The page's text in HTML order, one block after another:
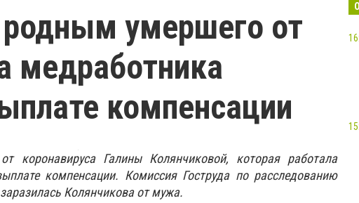
умершего от
медработника
компенсации
коронавируса Галины Колянчиковой, которая работала
компенсации. Комиссия Гоструда по расследованию
Колянчикова от мужа.